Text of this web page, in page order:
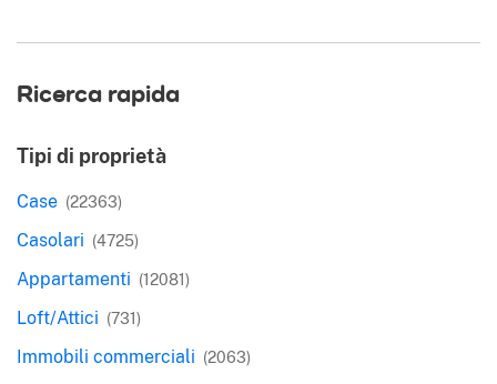
Ricerca rapida
Tipi di proprietà
Case (22363)
Casolari (4725)
Appartamenti (12081)
Loft/Attici (731)
Immobili commerciali (2063)